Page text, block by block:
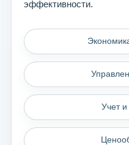
эффективности.
Учет и